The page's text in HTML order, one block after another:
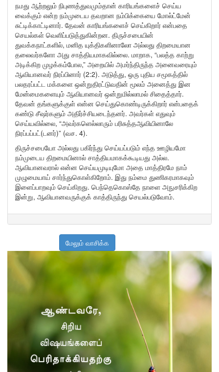
நமது ஆற்றலும் நிபுணத்துவமும்தான் காரியங்களைச் செய்ய
வைக்கும் என்ற நம்முடைய தவறான நம்பிக்கையை மோல்ட்மேன்
சுட்டிக்காட்டினார். தேவன் காரியங்களைச் செய்கிறார் என்பதை
செயல்கள் வெளிப்படுத்துகின்றன. திருச்சபையின்
துவக்கநாட்களில், மனித யுக்திகளினாலோ அல்லது திறமையான
தலைவர்களோ அது சாத்தியமாகவில்லை. மாறாக, “பலத்த காற்று
அடிக்கிற முழக்கம்போல,” அறையில் அமர்ந்திருந்த அனைவரையும்
ஆவியானவர் நிரப்பினார் (2:2). அடுத்து, ஒரு புதிய சமூகத்தில்
பலதரப்பட்ட மக்களை ஒன்றுதிரட்டுவதின் மூலம் அனைத்து இன
மேன்மைகளையும் ஆவியானவர் ஒன்றுமில்லாமல் சிதைத்தார்.
தேவன் தங்களுக்குள் என்ன செய்துகொண்டிருக்கிறார் என்பதைக்
கண்டு சீஷர்களும் அதிர்ச்சியடைந்தனர். அவர்கள் எதுவும்
செய்யவில்லை, “அவர்களெல்லாரும் பரிசுத்தஆவியினாலே
நிரப்பப்பட்(டனர்)” (வச. 4).
திருச்சபையோ அல்லது பகிர்ந்து செய்யப்படும் எந்த ஊழியமோ
நம்முடைய திறமையினால் சாத்தியமாகக்கூடியது அல்ல.
ஆவியானவரால் என்ன செய்யமுடியுமோ அதை மாத்திரமே நாம்
முழுமையாய் சார்ந்துகொள்கிறோம். இது நம்மை துணிகரமாகவும்
இளைப்பாறவும் செய்கிறது. பெந்தெகொஸ்தே நாளை அநுசரிக்கிற
இன்று, ஆவியானவருக்குக் காத்திருந்து செயல்படுவோம்.
மேலும் வாசிக்க